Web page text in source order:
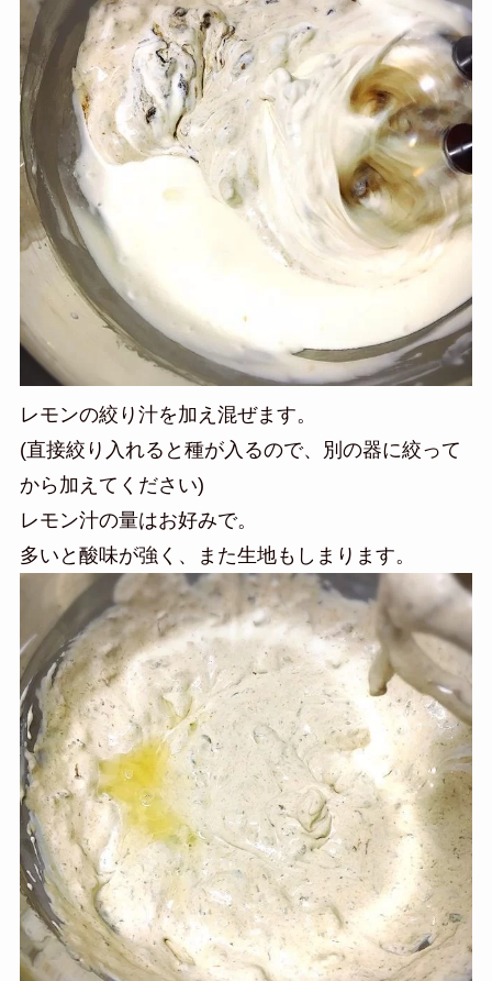
レモンの絞り汁を加え混ぜます。
(直接絞り入れると種が入るので、別の器に絞って
から加えてください)
レモン汁の量はお好みで。
多いと酸味が強く、また生地もしまります。